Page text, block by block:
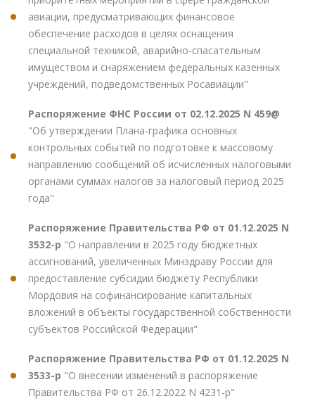
авиации, предусматривающих финансовое
обеспечение расходов в целях оснащения
специальной техникой, аварийно-спасательным
имуществом и снаряжением федеральных казенных
учреждений, подведомственных Росавиации"
Распоряжение ФНС России от 02.12.2025 N 459@
"Об утверждении Плана-графика основных
контрольных событий по подготовке к массовому
направлению сообщений об исчисленных налоговыми
органами суммах налогов за налоговый период 2025
года"
Распоряжение Правительства РФ от 01.12.2025 N
3532-р "О направлении в 2025 году бюджетных
ассигнований, увеличенных Минздраву России для
предоставление субсидии бюджету Республики
Мордовия на софинансирование капитальных
вложений в объекты государственной собственности
субъектов Российской Федерации"
Распоряжение Правительства РФ от 01.12.2025 N
3533-р "О внесении изменений в распоряжение
Правительства РФ от 26.12.2022 N 4231-р"